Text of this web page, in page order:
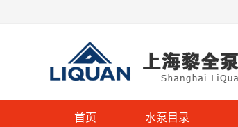
首页 水泵目录
IHG立式管道离心泵-不锈钢IHGB